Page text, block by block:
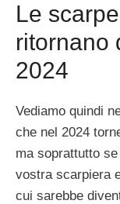
Le
ritornano
2024
Vediamo quindi
che nel 2024
ma soprattutto
vostra scarpiera
cui sarebbe